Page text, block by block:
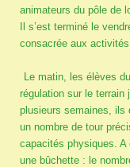
animateurs du pôle de
Il s’est terminé le
consacrée aux activités
Le matin, les élèves
régulation sur le terrain
plusieurs semaines, ils
un nombre de tour
capacités physiques. A
une bûchette : le